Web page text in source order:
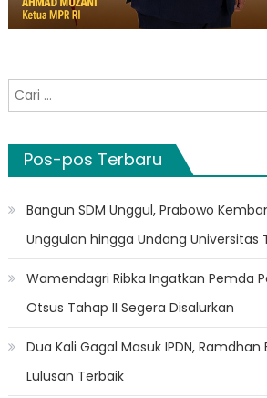
Cari
untuk:
Pos-pos Terbaru
Bangun SDM Unggul, Prabowo
Unggulan hingga Undang Universitas
Wamendagri Ribka Ingatkan Pemda
Otsus Tahap II Segera Disalurkan
Dua Kali Gagal Masuk IPDN,
Lulusan Terbaik